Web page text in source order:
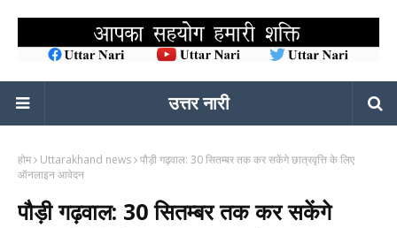
उत्तर नारी
होम Uttarakhand news पौड़ी गढ़वाल: 30 सितम्बर तक कर सकेंगे छात्रवृत्ति के लिए
ऑनलाइन आवेदन
पौड़ी गढ़वाल: 30 सितम्बर तक कर सकेंगे